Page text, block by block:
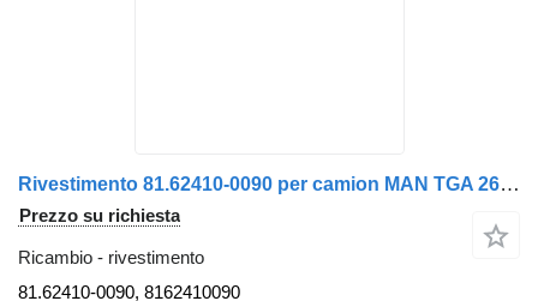
Rivestimento 81.62410-0090 per camion MAN TGA 26.430
Prezzo su richiesta
Ricambio - rivestimento
81.62410-0090, 8162410090